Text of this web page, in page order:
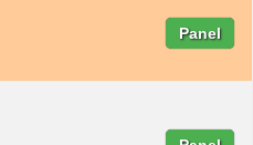
Panel